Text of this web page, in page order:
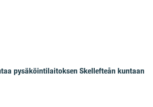
pysäköintilaitoksen Skellefteån kuntaan